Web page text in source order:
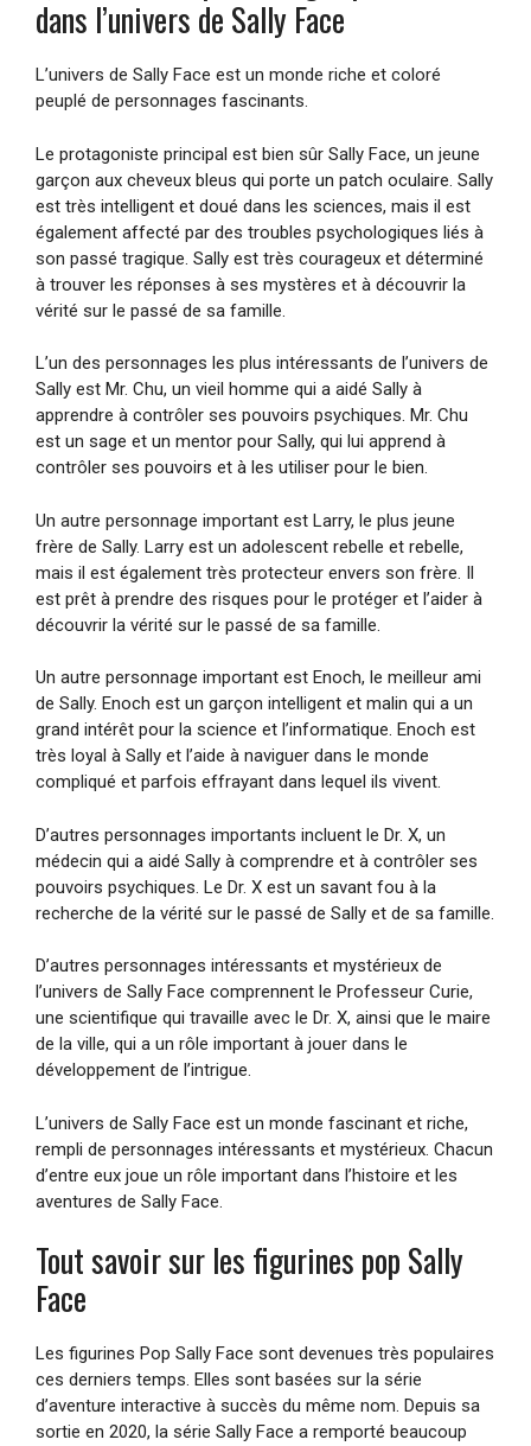
dans l’univers de Sally Face
L’univers de Sally Face est un monde riche et coloré
peuplé de personnages fascinants.
Le protagoniste principal est bien sûr Sally Face, un jeune
garçon aux cheveux bleus qui porte un patch oculaire. Sally
est très intelligent et doué dans les sciences, mais il est
également affecté par des troubles psychologiques liés à
son passé tragique. Sally est très courageux et déterminé
à trouver les réponses à ses mystères et à découvrir la
vérité sur le passé de sa famille.
L’un des personnages les plus intéressants de l’univers de
Sally est Mr. Chu, un vieil homme qui a aidé Sally à
apprendre à contrôler ses pouvoirs psychiques. Mr. Chu
est un sage et un mentor pour Sally, qui lui apprend à
contrôler ses pouvoirs et à les utiliser pour le bien.
Un autre personnage important est Larry, le plus jeune
frère de Sally. Larry est un adolescent rebelle et rebelle,
mais il est également très protecteur envers son frère. Il
est prêt à prendre des risques pour le protéger et l’aider à
découvrir la vérité sur le passé de sa famille.
Un autre personnage important est Enoch, le meilleur ami
de Sally. Enoch est un garçon intelligent et malin qui a un
grand intérêt pour la science et l’informatique. Enoch est
très loyal à Sally et l’aide à naviguer dans le monde
compliqué et parfois effrayant dans lequel ils vivent.
D’autres personnages importants incluent le Dr. X, un
médecin qui a aidé Sally à comprendre et à contrôler ses
pouvoirs psychiques. Le Dr. X est un savant fou à la
recherche de la vérité sur le passé de Sally et de sa famille.
D’autres personnages intéressants et mystérieux de
l’univers de Sally Face comprennent le Professeur Curie,
une scientifique qui travaille avec le Dr. X, ainsi que le maire
de la ville, qui a un rôle important à jouer dans le
développement de l’intrigue.
L’univers de Sally Face est un monde fascinant et riche,
rempli de personnages intéressants et mystérieux. Chacun
d’entre eux joue un rôle important dans l’histoire et les
aventures de Sally Face.
Tout savoir sur les figurines pop Sally
Face
Les figurines Pop Sally Face sont devenues très populaires
ces derniers temps. Elles sont basées sur la série
d’aventure interactive à succès du même nom. Depuis sa
sortie en 2020, la série Sally Face a remporté beaucoup